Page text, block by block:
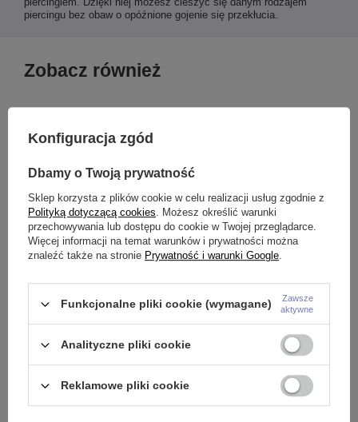
piercingu bez obaw o opóźnione gojenie się przekłucia.
Zobacz również
Labret srebrny z białą cyrkonią
Tytanowy kolczyk labret złoty z
26,98 zł
Konfiguracja zgód
Dbamy o Twoją prywatność
Sklep korzysta z plików cookie w celu realizacji usług zgodnie z
Polityką dotyczącą cookies. Możesz określić warunki
przechowywania lub dostępu do cookie w Twojej przeglądarce.
Więcej informacji na temat warunków i prywatności można
znaleźć także na stronie Prywatność i warunki Google.
Funkcjonalne pliki cookie (wymagane)
Zawsze
aktywne
Analityczne pliki cookie
Reklamowe pliki cookie